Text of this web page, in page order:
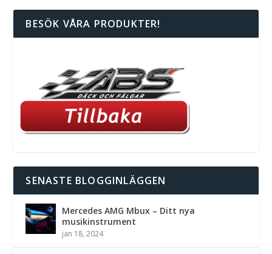
BESÖK VÅRA PRODUKTER!
SENASTE BLOGGINLÄGGEN
Mercedes AMG Mbux – Ditt nya
musikinstrument
jan 18, 2024